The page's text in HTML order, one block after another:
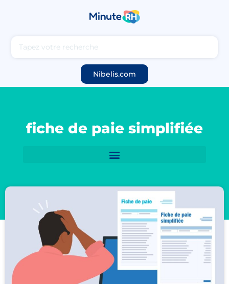
Nibelis.com
fiche de paie simplifiée